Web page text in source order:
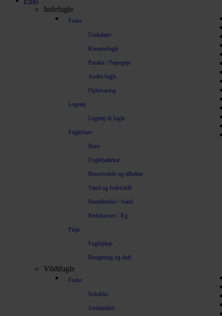
Indefugle
Foder
Undulater
Kanariefugle
Parakit / Papegøje
Andre fugle
Opbevaring
Legetøj
Legetøj til fugle
Fuglebure
Bure
Fuglebadekar
Reservedele og tilbehør
Vand og foderskål
Bunddække / Sand
Redekasser / Æg
Pleje
Fuglepleje
Rengøring og duft
Vildtfugle
Foder
Solsikke
Jordnødder